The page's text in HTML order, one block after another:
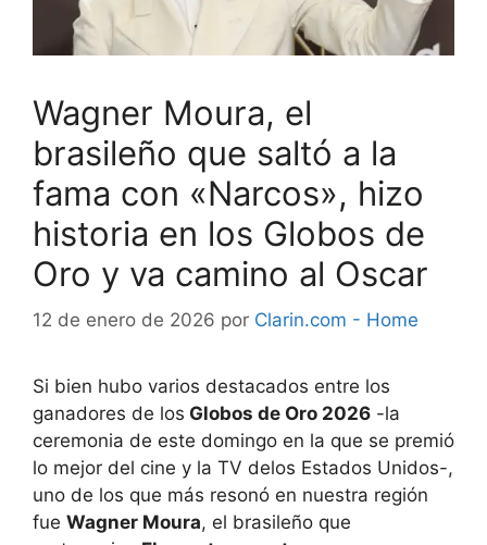
Wagner Moura, el
brasileño que saltó a la
fama con «Narcos», hizo
historia en los Globos de
Oro y va camino al Oscar
12 de enero de 2026 por Clarin.com - Home
Si bien hubo varios destacados entre los
ganadores de los Globos de Oro 2026 -la
ceremonia de este domingo en la que se premió
lo mejor del cine y la TV delos Estados Unidos-,
uno de los que más resonó en nuestra región
fue Wagner Moura, el brasileño que